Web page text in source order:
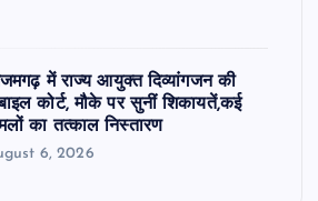
में राज्य आयुक्त दिव्यांगजन की
कोर्ट, मौके पर सुनीं शिकायतें,कई
का तत्काल निस्तारण
6, 2026